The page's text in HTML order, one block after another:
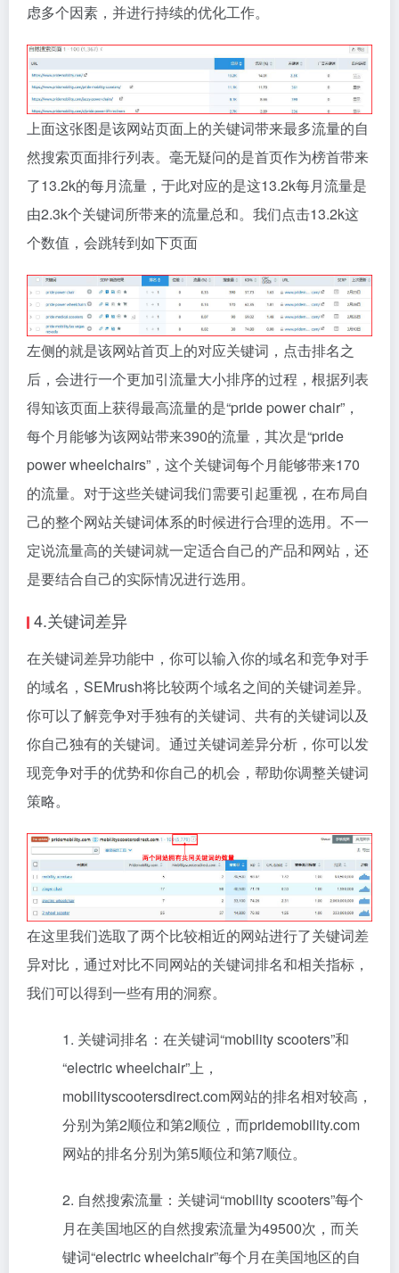
虑多个因素，并进行持续的优化工作。
上面这张图是该网站页面上的关键词带来最多流量的自
然搜索页面排行列表。毫无疑问的是首页作为榜首带来
了13.2k的每月流量，于此对应的是这13.2k每月流量是
由2.3k个关键词所带来的流量总和。我们点击13.2k这
个数值，会跳转到如下页面
左侧的就是该网站首页上的对应关键词，点击排名之
后，会进行一个更加引流量大小排序的过程，根据列表
得知该页面上获得最高流量的是“pride power chair”，
每个月能够为该网站带来390的流量，其次是“pride
power wheelchairs”，这个关键词每个月能够带来170
的流量。对于这些关键词我们需要引起重视，在布局自
己的整个网站关键词体系的时候进行合理的选用。不一
定说流量高的关键词就一定适合自己的产品和网站，还
是要结合自己的实际情况进行选用。
4.关键词差异
在关键词差异功能中，你可以输入你的域名和竞争对手
的域名，SEMrush将比较两个域名之间的关键词差异。
你可以了解竞争对手独有的关键词、共有的关键词以及
你自己独有的关键词。通过关键词差异分析，你可以发
现竞争对手的优势和你自己的机会，帮助你调整关键词
策略。
在这里我们选取了两个比较相近的网站进行了关键词差
异对比，通过对比不同网站的关键词排名和相关指标，
我们可以得到一些有用的洞察。
1. 关键词排名：在关键词“mobility scooters”和
“electric wheelchair”上，
mobilityscootersdirect.com网站的排名相对较高，
分别为第2顺位和第2顺位，而pridemobility.com
网站的排名分别为第5顺位和第7顺位。
2. 自然搜索流量：关键词“mobility scooters”每个
月在美国地区的自然搜索流量为49500次，而关
键词“electric wheelchair”每个月在美国地区的自